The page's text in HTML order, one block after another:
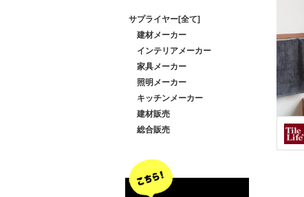
サプライヤー[全て]
建材メーカー
インテリアメーカー
家具メーカー
照明メーカー
キッチンメーカー
建材販売
総合販売